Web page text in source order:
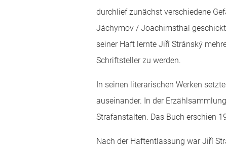
durchlief zunächst verschiedene
Jáchymov / Joachimsthal
seiner Haft lernte Jiří Stránský
Schriftsteller zu werden.
In seinen literarischen Werken
auseinander. In der
Strafanstalten. Das Buch erschien
Nach der Haftentlassung war Jiří